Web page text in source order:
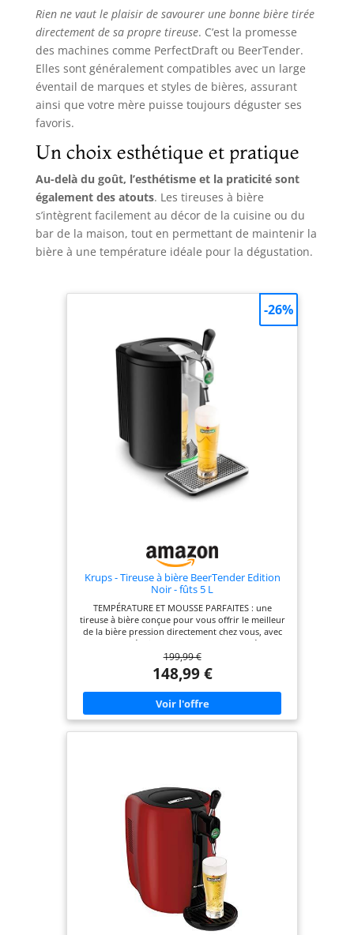
Rien ne vaut le plaisir de savourer une bonne bière tirée
directement de sa propre tireuse. C’est la promesse
des machines comme PerfectDraft ou BeerTender.
Elles sont généralement compatibles avec un large
éventail de marques et styles de bières, assurant
ainsi que votre mère puisse toujours déguster ses
favoris.
Un choix esthétique et pratique
Au-delà du goût, l’esthétisme et la praticité sont
également des atouts. Les tireuses à bière
s’intègrent facilement au décor de la cuisine ou du
bar de la maison, tout en permettant de maintenir la
bière à une température idéale pour la dégustation.
Krups - Tireuse à bière BeerTender Edition
Noir - fûts 5 L
TEMPÉRATURE ET MOUSSE PARFAITES : une
tireuse à bière conçue pour vous offrir le meilleur
de la bière pression directement chez vous, avec
une mousse épaisse et dense et une température
parfaite FORMAT COMPACT MAIS GÉNÉREUX : la
machine à bière Beertender la plus compacte de
KRUPS, compatible avec des fûts de 5 L GRANDE
DIVERSITɠ: compatibilité avec les nombreuses
marques de fûts du groupe Heineken (la
disponibilité varie en fonction du pays) TÉMOIN
grâce à notre réseau de 6200 réparateurs dans le
monde, pour contribuer à la protection de
l’environnement et à la réduction des déchets
SERVEZ LA BIÈRE COMME UN PRO : il vous suffit
d'incliner votre verre à 45° tout en le remplissant
pour obtenir des résultats optimaux et une
mousse parfaite 30 JOURS DE FRAÎCHEUR
GARANTIE : gardez la bière fraîche pendant 30
jours après l'installation et l'ouverture du fût
NETTOYAGE FACILE : Plateau récolte-goutte
amovible pour garder votre plan de travail et
votre machine à bière Beertender Compact
propres à chaque utilisation DESIGN MODERNE :
199,99 €
148,99 €
-26%